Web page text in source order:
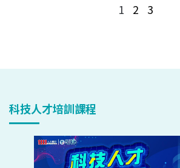
1 2 3
科技人才培訓課程